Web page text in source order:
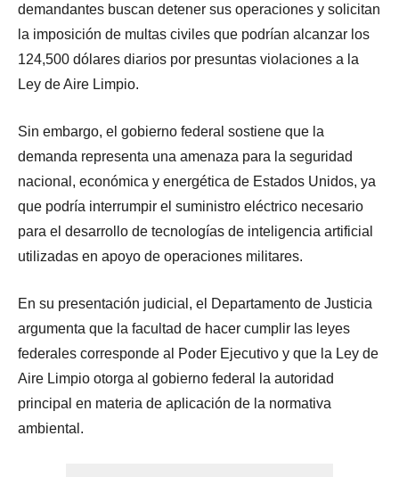
demandantes buscan detener sus operaciones y solicitan
la imposición de multas civiles que podrían alcanzar los
124,500 dólares diarios por presuntas violaciones a la
Ley de Aire Limpio.
Sin embargo, el gobierno federal sostiene que la
demanda representa una amenaza para la seguridad
nacional, económica y energética de Estados Unidos, ya
que podría interrumpir el suministro eléctrico necesario
para el desarrollo de tecnologías de inteligencia artificial
utilizadas en apoyo de operaciones militares.
En su presentación judicial, el Departamento de Justicia
argumenta que la facultad de hacer cumplir las leyes
federales corresponde al Poder Ejecutivo y que la Ley de
Aire Limpio otorga al gobierno federal la autoridad
principal en materia de aplicación de la normativa
ambiental.